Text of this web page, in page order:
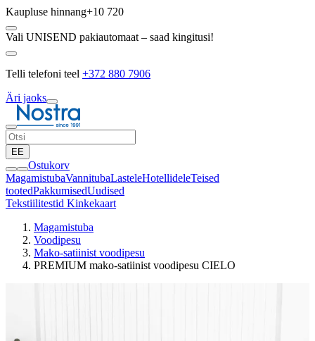
Kaupluse hinnang+10 720
Vali UNISEND pakiautomaat – saad kingitusi!
Telli telefoni teel +372 880 7906
Äri jaoks
EE
Ostukorv
MagamistubaVannitubaLasteleHotellideleTeised
tootedPakkumisedUudised
Tekstiilitestid Kinkekaart
Magamistuba
Voodipesu
Mako-satiinist voodipesu
PREMIUM mako-satiinist voodipesu CIELO